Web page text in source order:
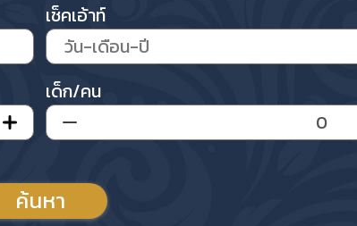
เช็คเอ้าท์
เด็ก/คน
ค้นหา